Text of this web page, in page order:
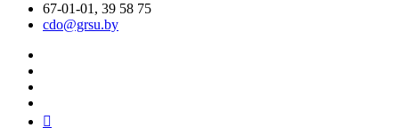
67-01-01, 39 58 75
cdo@grsu.by